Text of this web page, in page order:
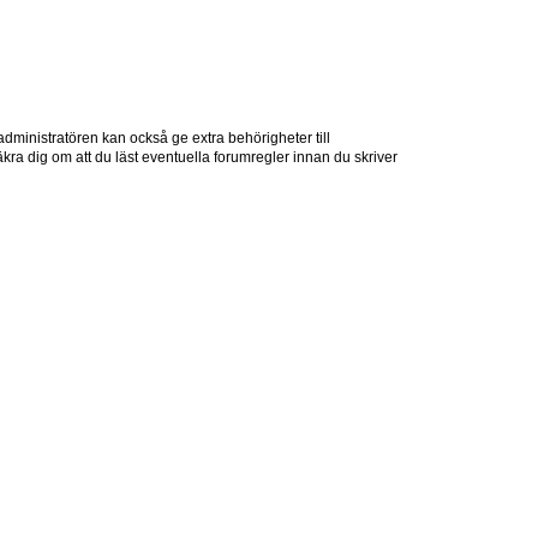
kan också ge extra behörigheter till
dig om att du läst eventuella forumregler innan du skriver